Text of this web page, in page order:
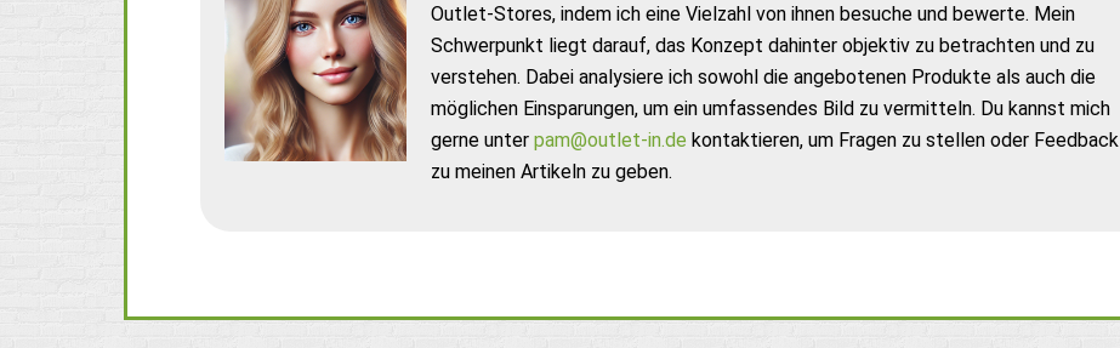
Outlet-Stores, indem ich eine Vielzahl von ihnen besuche und bewerte. Mein
Schwerpunkt liegt darauf, das Konzept dahinter objektiv zu betrachten und zu
verstehen. Dabei analysiere ich sowohl die angebotenen Produkte als auch die
möglichen Einsparungen, um ein umfassendes Bild zu vermitteln. Du kannst mich
gerne unter pam@outlet-in.de kontaktieren, um Fragen zu stellen oder Feedback
zu meinen Artikeln zu geben.